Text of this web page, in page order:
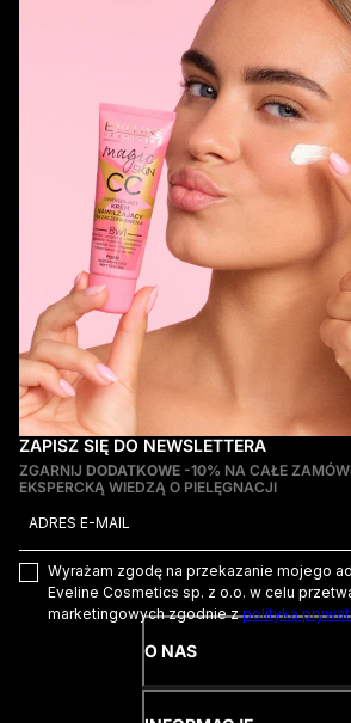
ZAPISZ SIĘ DO NEWSLETTERA
ZGARNIJ DODATKOWE -10% NA CAŁE
EKSPERCKĄ WIEDZĄ O PIELĘGNACJI
Wyrażam zgodę na przekazanie mojego
Eveline Cosmetics sp. z o.o. w celu
marketingowych zgodnie zpolityką
Ta strona jest chroniona przez
O NAS